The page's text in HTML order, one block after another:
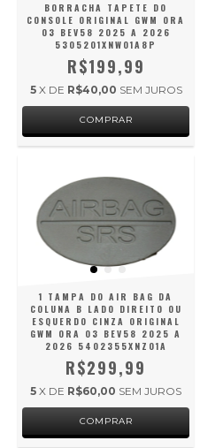
BORRACHA TAPETE DO
CONSOLE ORIGINAL GWM ORA
03 BEV58 2025 A 2026
5305201XNW01A8P
R$199,99
5 X DE R$40,00 SEM JUROS
1 TAMPA DO AIR BAG DA
COLUNA B LADO DIREITO OU
ESQUERDO CINZA ORIGINAL
GWM ORA 03 BEV58 2025 A
2026 5402355XNZ01A
R$299,99
5 X DE R$60,00 SEM JUROS